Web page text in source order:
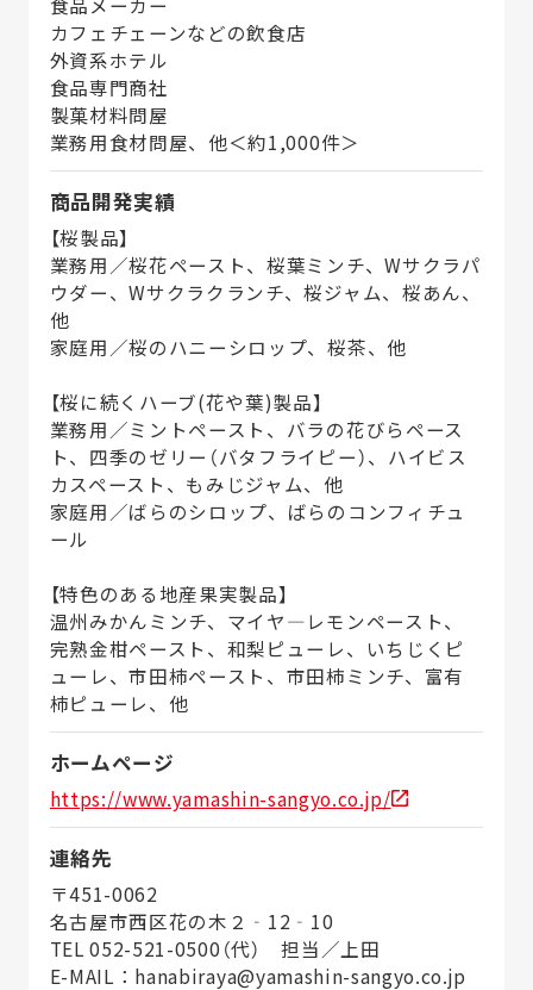
カフェチェーンなどの飲食店
外資系ホテル
食品専門商社
製菓材料問屋
業務用食材問屋、他＜約1,000件＞
商品開発実績
【桜製品】
業務用／桜花ペースト、桜葉ミンチ、Wサクラパ
ウダー、Wサクラクランチ、桜ジャム、桜あん、
他
家庭用／桜のハニーシロップ、桜茶、他
【桜に続くハーブ(花や葉)製品】
業務用／ミントペースト、バラの花びらペース
ト、四季のゼリー（バタフライピー）、ハイビス
カスペースト、もみじジャム、他
家庭用／ばらのシロップ、ばらのコンフィチュ
ール
【特色のある地産果実製品】
温州みかんミンチ、マイヤ―レモンペースト、
完熟金柑ペースト、和梨ピューレ、いちじくピ
ューレ、市田柿ペースト、市田柿ミンチ、富有
柿ピューレ、他
ホームページ
https://www.yamashin-sangyo.co.jp/
連絡先
〒451-0062
名古屋市西区花の木２‐12‐10
TEL 052-521-0500（代） 担当／上田
E-MAIL：hanabiraya@yamashin-sangyo.co.jp